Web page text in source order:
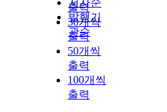
저자순
발행기
관순
출력
30개씩
출력
50개씩
출력
100개씩
출력